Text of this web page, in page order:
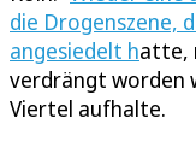
die Drogenszene,
angesiedelt hatte,
verdrängt worden
Viertel aufhalte.